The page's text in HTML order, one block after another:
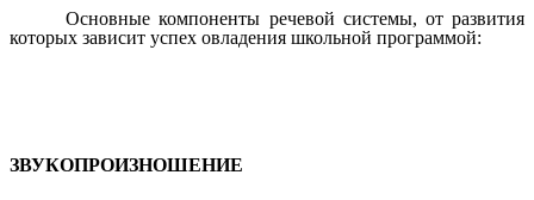
Основные компоненты речевой системы, от развития
которых зависит успех овладения школьной программой:
ЗВУКОПРОИЗНОШЕНИЕ